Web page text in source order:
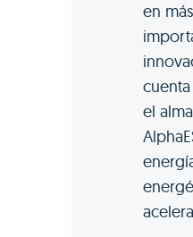
en
el